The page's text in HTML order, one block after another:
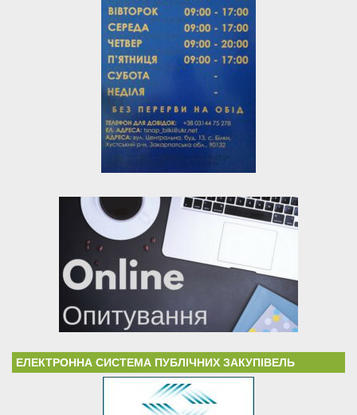
ЕЛЕКТРОННА СИСТЕМА ПУБЛІЧНИХ ЗАКУПІВЕЛЬ